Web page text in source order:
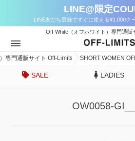
LINE@限定
LINE友だち登録ですぐに使える¥1,000ク
Off-White（オフホワイト）専門通販
専門通販サイト Off-Limits SHORT WOMEN
SALE LADIES
OW0058-